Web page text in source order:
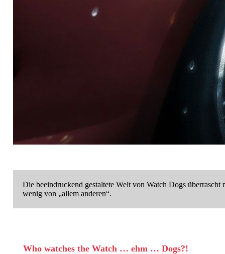
Die beeindruckend gestaltete Welt von Watch Dogs
wenig von „allem anderen“.
Who watches the Watch … ehm … Dogs?!